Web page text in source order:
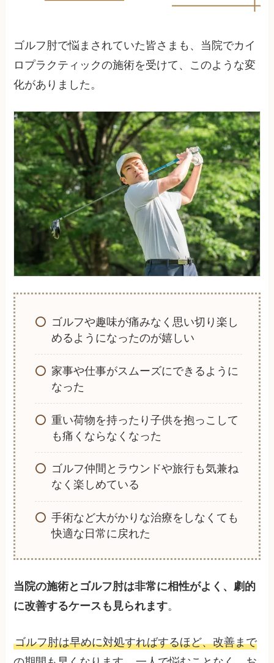
ゴルフ肘で悩まされていた皆さまも、当院でカイ
ロプラクティックの施術を受けて、このような変
化がありました。
ゴルフや趣味が痛みなく思い切り楽し
めるようになったのが嬉しい
家事や仕事がスムーズにできるように
なった
重い荷物を持ったり子供を抱っこして
も痛くならなくなった
ゴルフ仲間とラウンドや旅行も気兼ね
なく楽しめている
手術など大がかりな治療をしなくても
快適な日常に戻れた
当院の施術とゴルフ肘は非常に相性がよく、劇的
に改善するケースも見られます。
ゴルフ肘は早めに対処すればするほど、改善まで